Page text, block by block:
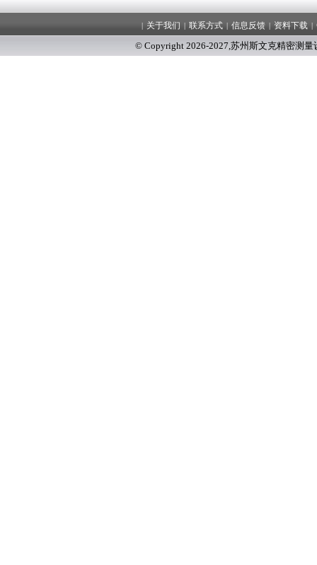
| 关于我们 | 联系方式 | 信息反馈 | 资料下载 |
© Copyright 2026-2027,苏州斯文克精密测量